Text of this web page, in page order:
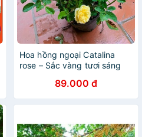
Hoa hồng ngoại Catalina
rose – Sắc vàng tươi sáng
hoa hồng-vườn Melinhrose
89.000 đ